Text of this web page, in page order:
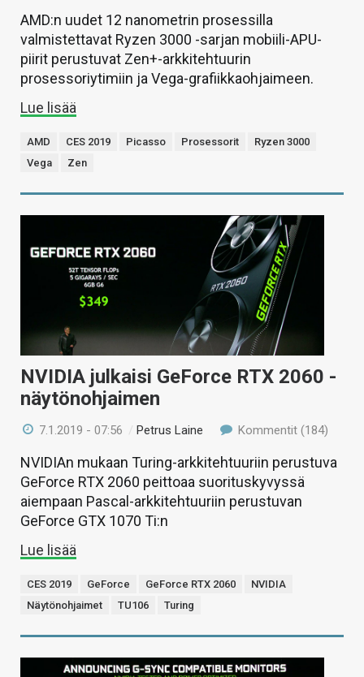
AMD:n uudet 12 nanometrin prosessilla
valmistettavat Ryzen 3000 -sarjan mobiili-APU-
piirit perustuvat Zen+-arkkitehtuurin
prosessoriytimiin ja Vega-grafiikkaohjaimeen.
Lue lisää
AMD CES 2019 Picasso Prosessorit
Ryzen 3000
Vega
Zen
NVIDIA julkaisi GeForce RTX 2060 -
näytönohjaimen
7.1.2019 - 07:56 /Petrus Laine Kommentit (184)
NVIDIAn mukaan Turing-arkkitehtuuriin perustuva
GeForce RTX 2060 peittoaa suorituskyvyssä
aiempaan Pascal-arkkitehtuuriin perustuvan
GeForce GTX 1070 Ti:n
Lue lisää
CES 2019 GeForce GeForce RTX 2060
NVIDIA
Näytönohjaimet
TU106 Turing